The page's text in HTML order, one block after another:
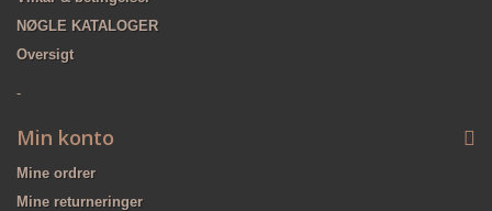
NØGLE KATALOGER
Oversigt
-
Min konto
Mine ordrer
Mine returneringer